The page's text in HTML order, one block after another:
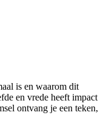
is en waarom dit
en vrede heeft impact
ontvang je een teken,